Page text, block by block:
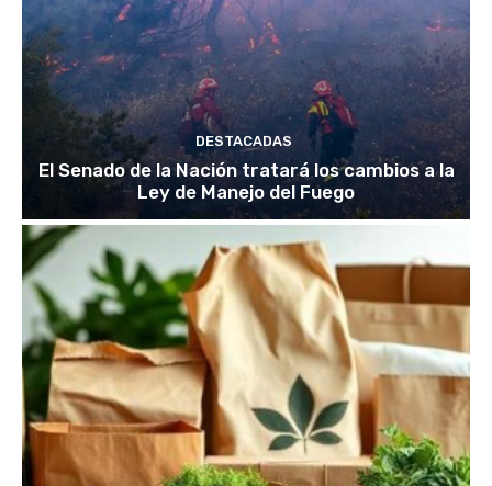
DESTACADAS
El Senado de la Nación tratará los cambios a la
Ley de Manejo del Fuego